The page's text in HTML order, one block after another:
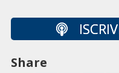
Share